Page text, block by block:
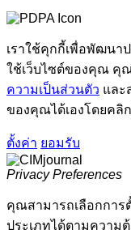
เราใช้คุกกี้เพื่อพัฒนา
ใช้เว็บไซต์ของคุณ คุ
ความเป็นส่วนตัว และ
ของคุณได้เองโดยคลิ
ตั้งค่า ยอมรับ
Privacy Preferences
คุณสามารถเลือกการ
ประเภทได้ตามความ